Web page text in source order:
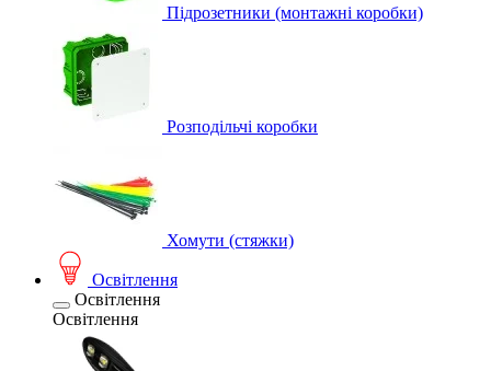
Підрозетники (монтажні коробки)
Розподільчі коробки
Хомути (стяжки)
Освітлення
Освітлення
Освітлення